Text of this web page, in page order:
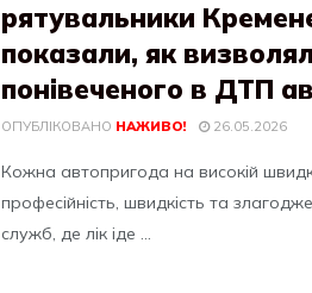
рятувальники
показали, як
понівеченого в ДТП
ОПУБЛІКОВАНО НАЖИВО! 26.05.2026
Кожна автопригода на високій
професійність, швидкість та
служб, де лік іде ...